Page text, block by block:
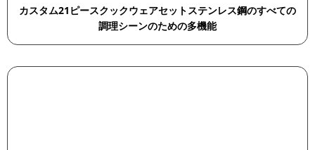
カスタム21ピースクックウェアセットステンレス鋼のすべての
調理シーンのための多機能